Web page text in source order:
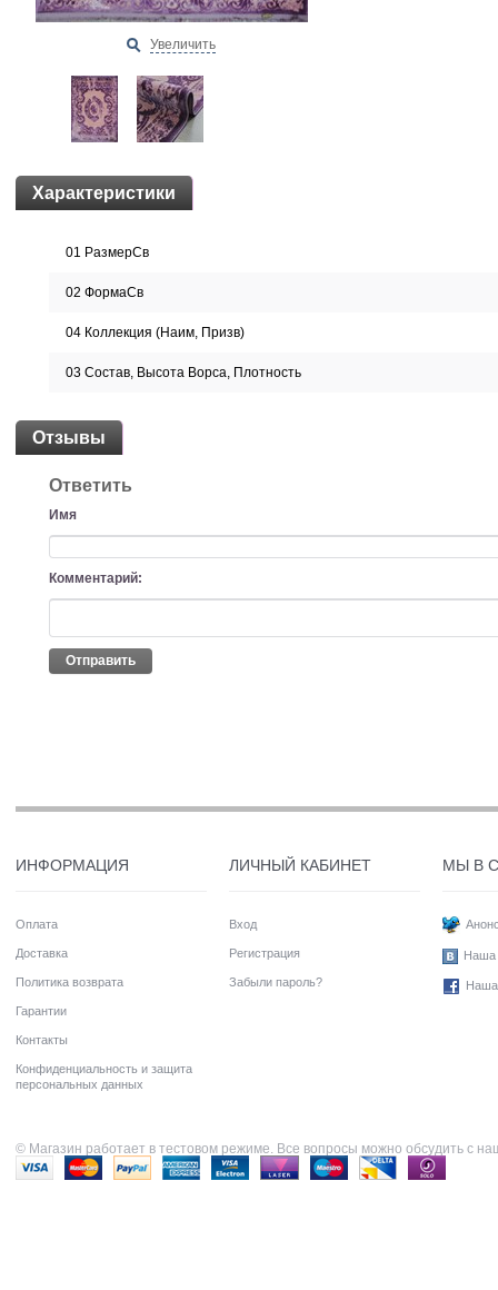
Увеличить
Характеристики
01 РазмерСв
02 ФормаСв
04 Коллекция (Наим, Призв)
03 Состав, Высота Ворса, Плотность
Отзывы
Ответить
Имя
Комментарий:
Отправить
ИНФОРМАЦИЯ
Оплата
Доставка
Политика возврата
Гарантии
Контакты
Конфиденциальность и защита
персональных данных
ЛИЧНЫЙ КАБИНЕТ
Вход
Регистрация
Забыли пароль?
МЫ В
Наша
Наша
© Магазин работает в тестовом режиме. Все вопросы можно обсудить с